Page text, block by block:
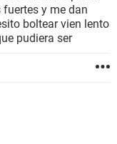
y me dan
boltear vien lento
pudiera ser